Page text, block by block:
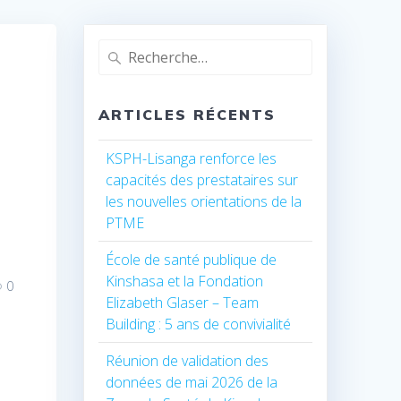
0
Recherche
ARTICLES RÉCENTS
KSPH-Lisanga renforce les
capacités des prestataires sur
les nouvelles orientations de la
PTME
École de santé publique de
Kinshasa et la Fondation
Elizabeth Glaser – Team
Building : 5 ans de convivialité
Réunion de validation des
données de mai 2026 de la